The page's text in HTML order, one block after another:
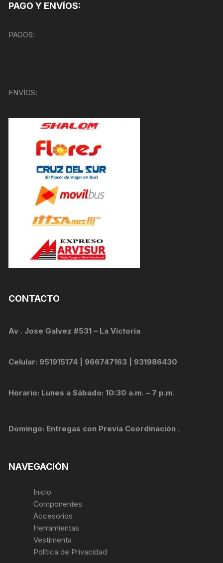
PAGO Y ENVÍOS:
PAGOS:
ENVÍOS:
CONTACTO
Av . Jose Galvez #531 – La Victoria
Celular: 951915174 | 966747163 | 931986430
Horario: Lunes a Sábado: 10:30 a.m. – 7 p.m.
Domingo: Entregas con Previa Coordinación .
NAVEGACIÓN
Inicio
Componentes
Accesorios
Herramientas
Vestimenta
Política de Privacidad